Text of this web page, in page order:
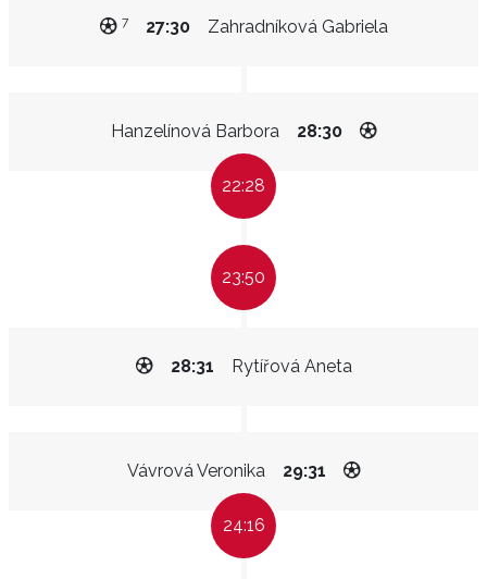
Zahradníková Gabriela
27:30
7
Hanzelínová Barbora 28:30
22:28
23:50
Rytířová Aneta
28:31
Vávrová Veronika 29:31
24:16